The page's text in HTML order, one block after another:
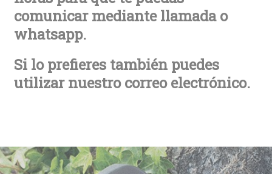
comunicar mediante llamada o
whatsapp.
Si lo prefieres también puedes
utilizar nuestro correo electrónico.